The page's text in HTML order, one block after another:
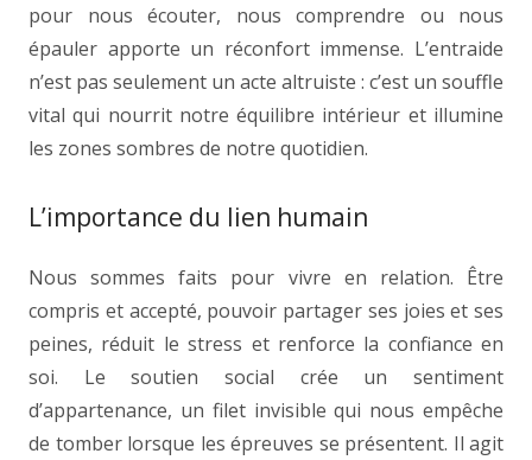
pour nous écouter, nous comprendre ou nous
épauler apporte un réconfort immense. L’entraide
n’est pas seulement un acte altruiste : c’est un souffle
vital qui nourrit notre équilibre intérieur et illumine
les zones sombres de notre quotidien.
L’importance du lien humain
Nous sommes faits pour vivre en relation. Être
compris et accepté, pouvoir partager ses joies et ses
peines, réduit le stress et renforce la confiance en
soi. Le soutien social crée un sentiment
d’appartenance, un filet invisible qui nous empêche
de tomber lorsque les épreuves se présentent. Il agit